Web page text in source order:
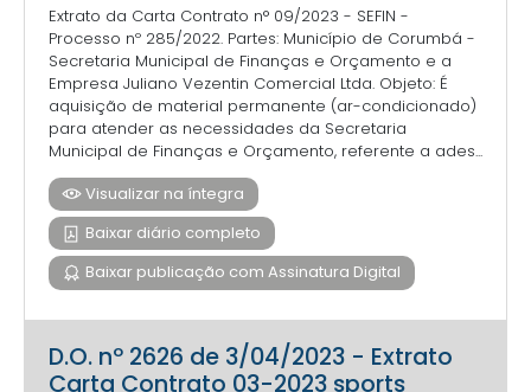
Extrato da Carta Contrato n° 09/2023 - SEFIN -
Processo nº 285/2022. Partes: Município de Corumbá -
Secretaria Municipal de Finanças e Orçamento e a
Empresa Juliano Vezentin Comercial Ltda. Objeto: É
aquisição de material permanente (ar-condicionado)
para atender as necessidades da Secretaria
Municipal de Finanças e Orçamento, referente a ades...
Visualizar na íntegra
Baixar diário completo
Baixar publicação com Assinatura Digital
D.O. nº 2626 de 3/04/2023 - Extrato
Carta Contrato 03-2023 sports